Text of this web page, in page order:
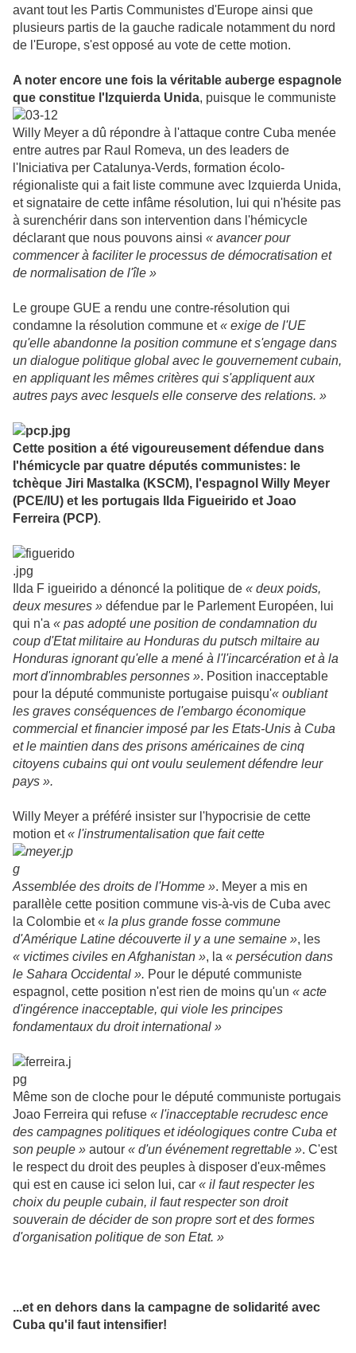
avant tout les Partis Communistes d'Europe ainsi que
plusieurs partis de la gauche radicale notamment du nord
de l'Europe, s'est opposé au vote de cette motion.
A noter encore une fois la véritable auberge espagnole
que constitue l'Izquierda Unida, puisque le communiste
Willy Meyer a dû répondre à l'attaque contre Cuba menée
entre autres par Raul Romeva, un des leaders de
l'Iniciativa per Catalunya-Verds, formation écolo-
régionaliste qui a fait liste commune avec Izquierda Unida,
et signataire de cette infâme résolution, lui qui n'hésite pas
à surenchérir dans son intervention dans l'hémicycle
déclarant que nous pouvons ainsi « avancer pour
commencer à faciliter le processus de démocratisation et
de normalisation de l'île »
Le groupe GUE a rendu une contre-résolution qui
condamne la résolution commune et« exige de l'UE
qu'elle abandonne la position commune et s'engage dans
un dialogue politique global avec le gouvernement cubain,
en appliquant les mêmes critères qui s'appliquent aux
autres pays avec lesquels elle conserve des relations. »
Cette position a été vigoureusement défendue dans
l'hémicycle par quatre députés communistes: le
tchèque Jiri Mastalka (KSCM), l'espagnol Willy Meyer
(PCE/IU) et les portugais Ilda Figueirido et Joao
Ferreira (PCP).
Ilda F igueirido a dénoncé la politique de « deux poids,
deux mesures » défendue par le Parlement Européen, lui
qui n'a « pas adopté une position de condamnation du
coup d'Etat militaire au Honduras du putsch miltaire au
Honduras ignorant qu'elle a mené à l'l'incarcération et à la
mort d'innombrables personnes ». Position inacceptable
pour la député communiste portugaise puisqu'« oubliant
les graves conséquences de l'embargo économique
commercial et financier imposé par les Etats-Unis à Cuba
et le maintien dans des prisons américaines de cinq
citoyens cubains qui ont voulu seulement défendre leur
pays ».
Willy Meyer a préféré insister sur l'hypocrisie de cette
motion et« l'instrumentalisation que fait cette
Assemblée des droits de l'Homme ». Meyer a mis en
parallèle cette position commune vis-à-vis de Cuba avec
la Colombie et « la plus grande fosse commune
d'Amérique Latine découverte il y a une semaine », les
« victimes civiles en Afghanistan », la « persécution dans
le Sahara Occidental ». Pour le député communiste
espagnol, cette position n'est rien de moins qu'un « acte
d'ingérence inacceptable, qui viole les principes
fondamentaux du droit international »
Même son de cloche pour le député communiste portugais
Joao Ferreira qui refuse « l'inacceptable recrudesc ence
des campagnes politiques et idéologiques contre Cuba et
son peuple » autour « d'un événement regrettable ». C'est
le respect du droit des peuples à disposer d'eux-mêmes
qui est en cause ici selon lui, car « il faut respecter les
choix du peuple cubain, il faut respecter son droit
souverain de décider de son propre sort et des formes
d'organisation politique de son Etat. »
...et en dehors dans la campagne de solidarité avec
Cuba qu'il faut intensifier!